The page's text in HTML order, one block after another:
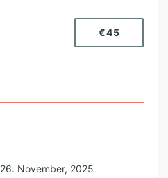
€45
26. November, 2025